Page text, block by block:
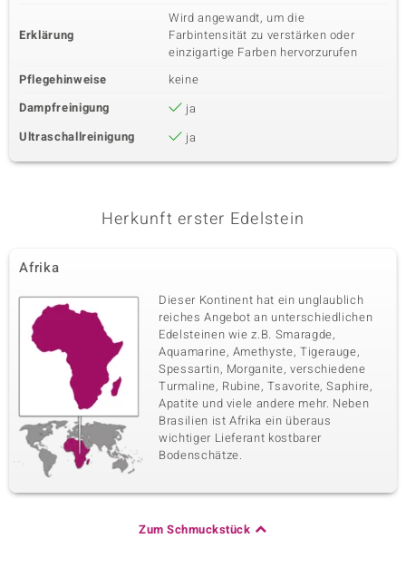
Erklärung
Wird angewandt, um die
Farbintensität zu verstärken oder
einzigartige Farben hervorzurufen
Pflegehinweise
keine
Dampfreinigung
ja
Ultraschallreinigung
ja
Herkunft erster Edelstein
Afrika
Dieser Kontinent hat ein unglaublich
reiches Angebot an unterschiedlichen
Edelsteinen wie z.B. Smaragde,
Aquamarine, Amethyste, Tigerauge,
Spessartin, Morganite, verschiedene
Turmaline, Rubine, Tsavorite, Saphire,
Apatite und viele andere mehr. Neben
Brasilien ist Afrika ein überaus
wichtiger Lieferant kostbarer
Bodenschätze.
Zum Schmuckstück